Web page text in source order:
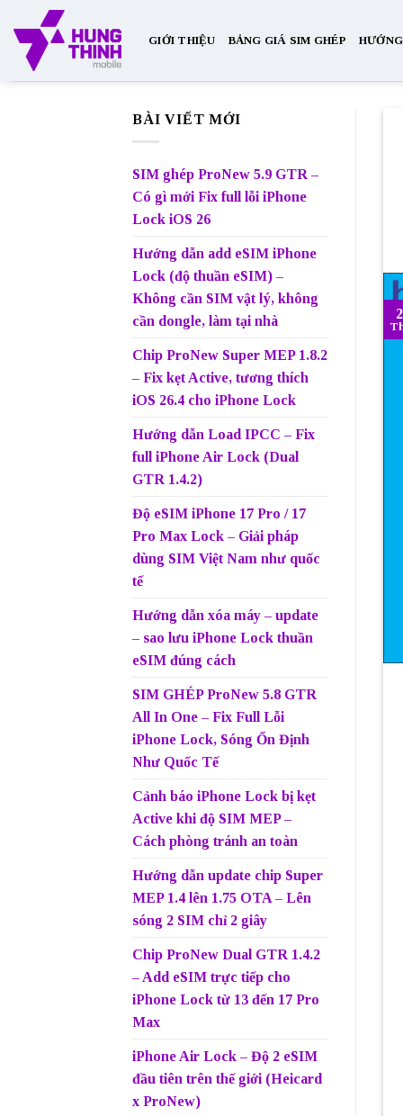
content
GIỚI THIỆU BẢNG GIÁ SIM GHÉP
BÀI VIẾT MỚI
SIM ghép ProNew 5.9 GTR –
Có gì mới Fix full lỗi iPhone
Lock iOS 26
Hướng dẫn add eSIM iPhone
Lock (độ thuần eSIM) –
Không cần SIM vật lý, không
cần dongle, làm tại nhà
Chip ProNew Super MEP 1.8.2
– Fix kẹt Active, tương thích
iOS 26.4 cho iPhone Lock
Hướng dẫn Load IPCC – Fix
full iPhone Air Lock (Dual
GTR 1.4.2)
Độ eSIM iPhone 17 Pro / 17
Pro Max Lock – Giải pháp
dùng SIM Việt Nam như quốc
tế
Hướng dẫn xóa máy – update
– sao lưu iPhone Lock thuần
eSIM đúng cách
SIM GHÉP ProNew 5.8 GTR
All In One – Fix Full Lỗi
iPhone Lock, Sóng Ổn Định
Như Quốc Tế
Cảnh báo iPhone Lock bị kẹt
Active khi độ SIM MEP –
Cách phòng tránh an toàn
Hướng dẫn update chip Super
MEP 1.4 lên 1.75 OTA – Lên
sóng 2 SIM chỉ 2 giây
Chip ProNew Dual GTR 1.4.2
– Add eSIM trực tiếp cho
iPhone Lock từ 13 đến 17 Pro
Max
iPhone Air Lock – Độ 2 eSIM
đầu tiên trên thế giới (Heicard
x ProNew)